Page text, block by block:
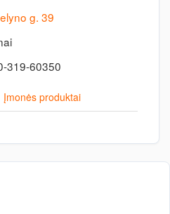
g. 39
319-60350
Įmonės produktai